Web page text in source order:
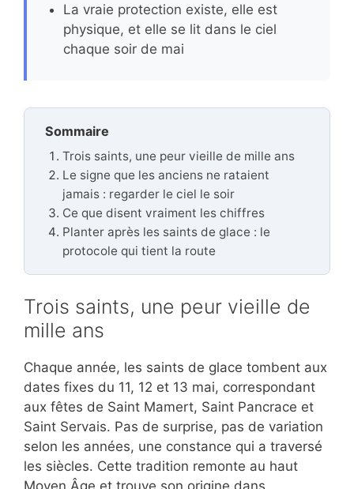
La vraie protection existe, elle est
physique, et elle se lit dans le ciel
chaque soir de mai
Sommaire
Trois saints, une peur vieille de mille ans
Le signe que les anciens ne rataient
jamais : regarder le ciel le soir
Ce que disent vraiment les chiffres
Planter après les saints de glace : le
protocole qui tient la route
Trois saints, une peur vieille de
mille ans
Chaque année, les saints de glace tombent aux
dates fixes du 11, 12 et 13 mai, correspondant
aux fêtes de Saint Mamert, Saint Pancrace et
Saint Servais. Pas de surprise, pas de variation
selon les années, une constance qui a traversé
les siècles. Cette tradition remonte au haut